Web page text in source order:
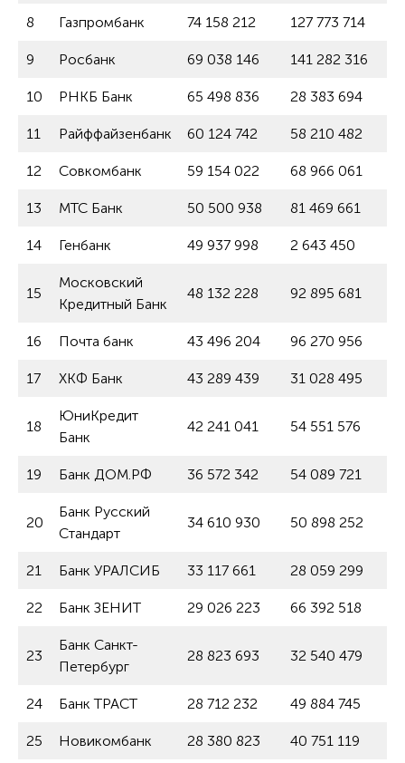
8 Газпромбанк 74 158 212 127 773 714
9 Росбанк 69 038 146 141 282 316
10 РНКБ Банк 65 498 836 28 383 694
11 Райффайзенбанк 60 124 742 58 210 482
12 Совкомбанк 59 154 022 68 966 061
13 МТС Банк 50 500 938 81 469 661
14 Генбанк 49 937 998 2 643 450
15
Московский
Кредитный Банк
48 132 228 92 895 681
16 Почта банк 43 496 204 96 270 956
17 ХКФ Банк 43 289 439 31 028 495
18
ЮниКредит
Банк
42 241 041 54 551 576
19 Банк ДОМ.РФ 36 572 342 54 089 721
20
Банк Русский
Стандарт
34 610 930 50 898 252
21 Банк УРАЛСИБ 33 117 661 28 059 299
22 Банк ЗЕНИТ 29 026 223 66 392 518
23
Банк Санкт-
Петербург
28 823 693 32 540 479
24 Банк ТРАСТ 28 712 232 49 884 745
25 Новикомбанк 28 380 823 40 751 119